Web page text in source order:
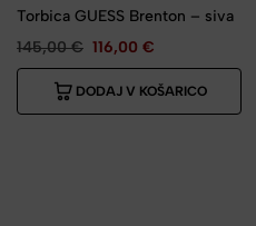
Torbica GUESS Brenton – siva
145,00€ 116,00 €
DODAJ V KOŠARICO